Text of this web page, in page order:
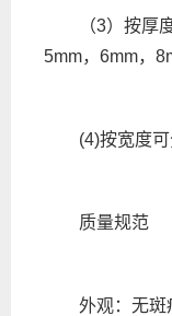
（3）按厚度
5mm，6mm，
(4)按宽度可
质量规范
外观：无斑痕